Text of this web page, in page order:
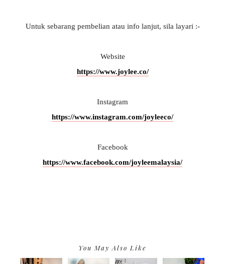
Untuk sebarang pembelian atau info lanjut, sila layari :-
Website
https://www.joylee.co/
Instagram
https://www.instagram.com/joyleeco/
Facebook
https://www.facebook.com/joyleemalaysia/
You May Also Like